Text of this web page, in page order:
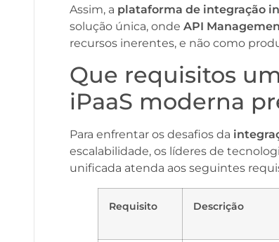
Assim, a plataforma de integração
solução única, ondeAPI
recursos inerentes, e não como
Que requisitos
iPaaS moderna
Para enfrentar os desafios da
escalabilidade, os líderes de
unificada atenda aos seguintes
Requisito Descrição